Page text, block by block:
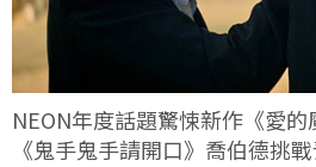
NEON年度話題驚悚新作《愛
《鬼手鬼手請開口》喬伯德挑